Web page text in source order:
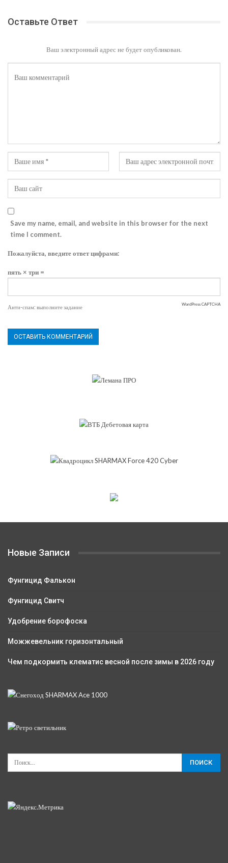
Оставьте Ответ
Ваш электронный адрес не будет опубликован.
Save my name, email, and website in this browser for the next
time I comment.
Пожалуйста, введите ответ цифрами:
пять × три =
Анти-спам: выполните задание WordPress CAPTCHA
Новые Записи
Фунгицид Фалькон
Фунгицид Свитч
Удобрение борофоска
Можжевельник горизонтальный
Чем подкормить клематис весной после зимы в 2026 году